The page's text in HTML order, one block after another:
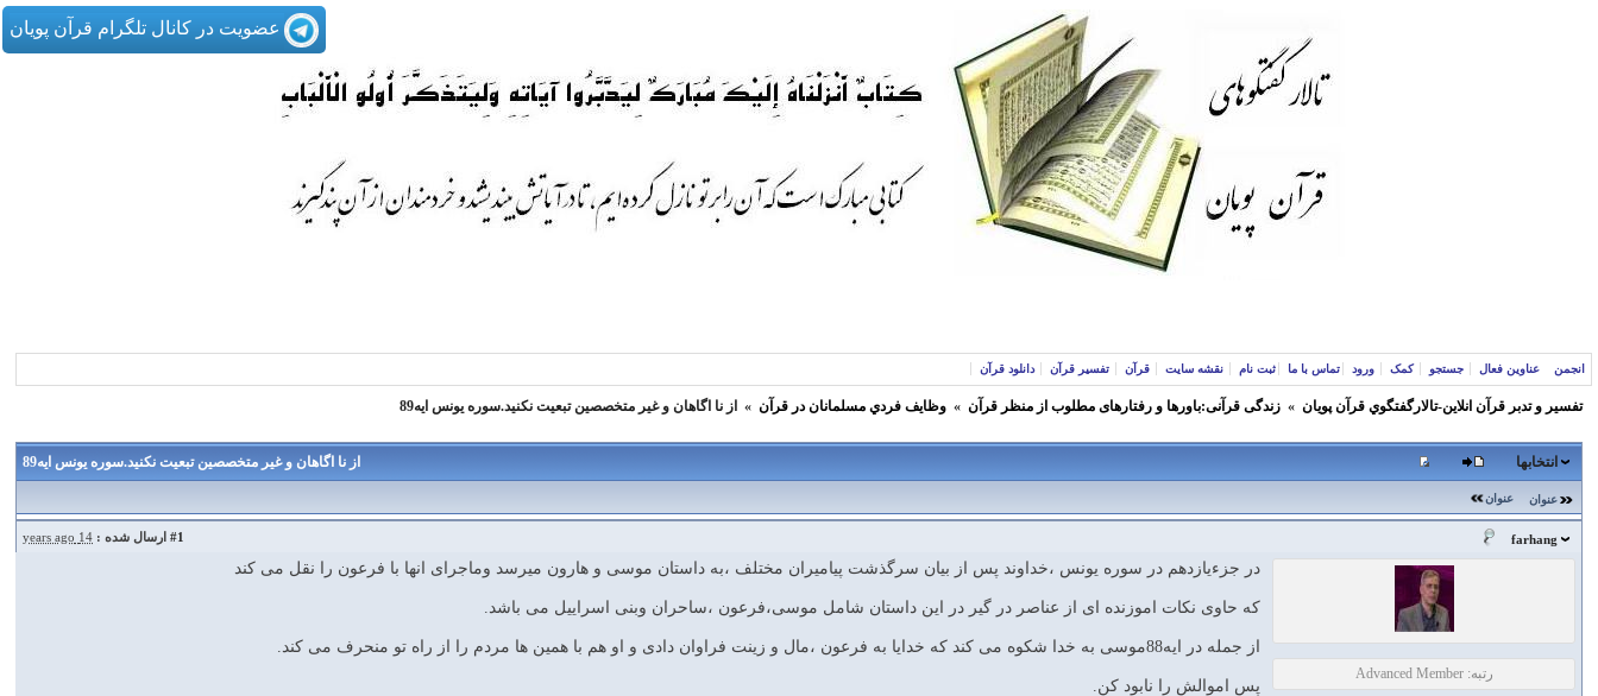
عضویت در کانال تلگرام قرآن پویان
انجمن عناوین فعال جستجو کمک ورود تماس با ما ثبت نام نقشه سایت قرآن تفسیر قرآن دانلود قرآن
تفسير و‌ تدبر قرآن انلاين-تالارگفتگوي قرآن پویان » زندگی قرآنی:باورها و رفتارهای مطلوب از منظر قرآن » وظايف فردي مسلمانان در قرآن » از نا اگاهان و غیر متخصصین تبعیت نکنید.سوره یونس ایه89
از نا اگاهان و غیر متخصصین تبعیت نکنید.سوره یونس ایه89 انتخابها
عنوان عنوان
farhang
#1 ارسال شده : 14 years ago
رتبه: Advanced Member
در جزءیازدهم در سوره یونس ،خداوند پس از بیان سرگذشت پیامیران مختلف ،به داستان موسی و هارون میرسد وماجرای انها با فرعون را نقل می کند
که حاوی نکات اموزنده ای از عناصر در گیر در این داستان شامل موسی،فرعون ،ساحران وبنی اسراییل می باشد.
از جمله در ایه88موسی به خدا شکوه می کند که خدایا به فرعون ،مال و زینت فراوان دادی و او هم با همین ها مردم را از راه تو منحرف می کند.
پس اموالش را نابود کن.